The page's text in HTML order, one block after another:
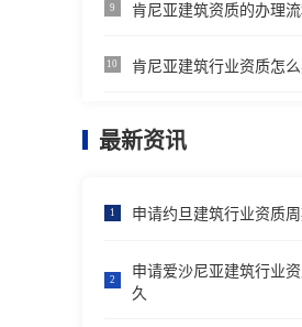
9 肯尼亚建筑资质的办理流
10 肯尼亚建筑行业资质怎么
最新资讯
1 申请约旦建筑行业资质
2
申请爱沙尼亚建筑行业
久